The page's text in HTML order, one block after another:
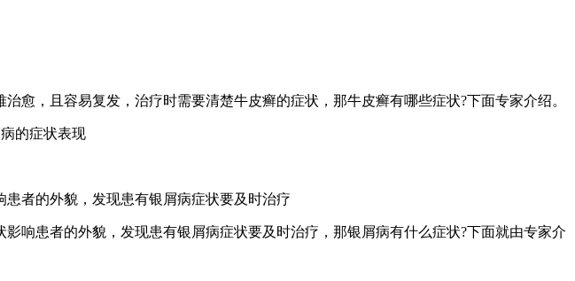
愈，且容易复发，治疗时需要清楚牛皮癣的症状，那牛皮癣有哪些症状?下面专家介绍。
者的外貌，发现患有银屑病症状要及时治疗
响患者的外貌，发现患有银屑病症状要及时治疗，那银屑病有什么症状?下面就由专家介